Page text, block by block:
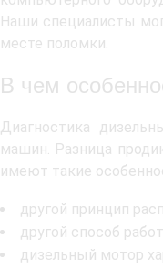
Наши специалисты
месте поломки.
В чем
Диагностика
машин. Разница
имеют такие
другой принцип
другой способ
дизельный мотор